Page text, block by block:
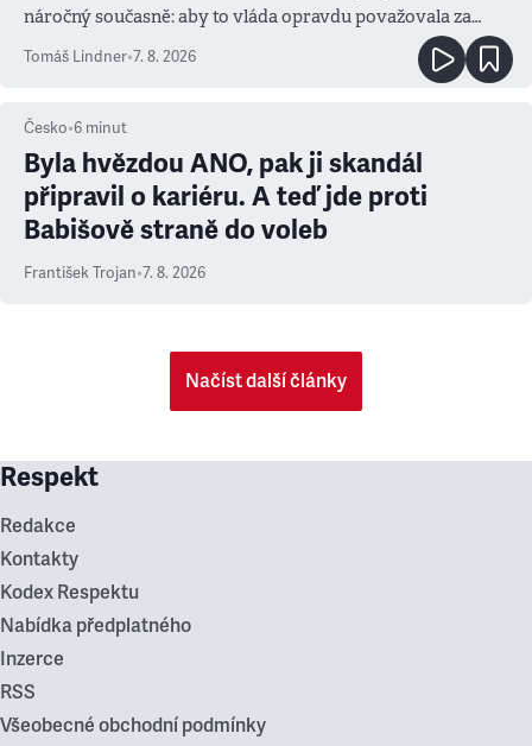
náročný současně: aby to vláda opravdu považovala za
prioritu
Tomáš Lindner•7. 8. 2026
Česko•6 minut
Byla hvězdou ANO, pak ji skandál
připravil o kariéru. A teď jde proti
Babišově straně do voleb
František Trojan•7. 8. 2026
Načíst další články
Respekt
Redakce
Kontakty
Kodex Respektu
Nabídka předplatného
Inzerce
RSS
Všeobecné obchodní podmínky